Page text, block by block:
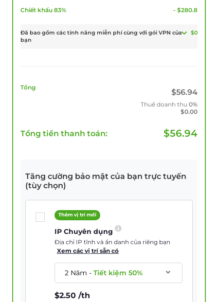
Chiết khấu 83% - $280.8
Đã bao gồm các tính năng miễn phí cùng với gói VPN của
bạn
$0
Tổng
$56.94
Thuế doanh thu 0%
$0.00
Tổng tiền thanh toán: $56.94
Tăng cường bảo mật của bạn trực tuyến
(tùy chọn)
Thêm vị trí mới
IP Chuyên dụng
Địa chỉ IP tĩnh và ẩn danh của riêng bạn
Xem các vị trí sẵn có
2 Năm-Tiết kiệm50%
$2.50 /th